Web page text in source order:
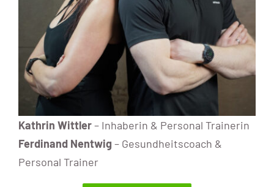
Kathrin Wittler– Inhaberin & Personal Trainerin
Ferdinand Nentwig – Gesundheitscoach &
Personal Trainer